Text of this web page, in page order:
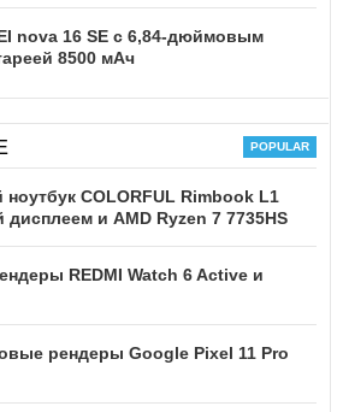
nova 16 SE с 6,84-дюймовым
8500 мАч
ноутбук COLORFUL Rimbook L1
и AMD Ryzen 7 7735HS
REDMI Watch 6 Active и
рендеры Google Pixel 11 Pro